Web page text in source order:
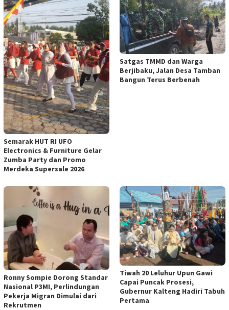
Semarak HUT RI UFO
Electronics & Furniture Gelar
Zumba Party dan Promo
Merdeka Supersale 2026
Satgas TMMD dan Warga
Berjibaku, Jalan Desa Tamban
Bangun Terus Berbenah
Ronny Sompie Dorong Standar
Nasional P3MI, Perlindungan
Pekerja Migran Dimulai dari
Rekrutmen
Tiwah 20 Leluhur Upun Gawi
Capai Puncak Prosesi,
Gubernur Kalteng Hadiri Tabuh
Pertama